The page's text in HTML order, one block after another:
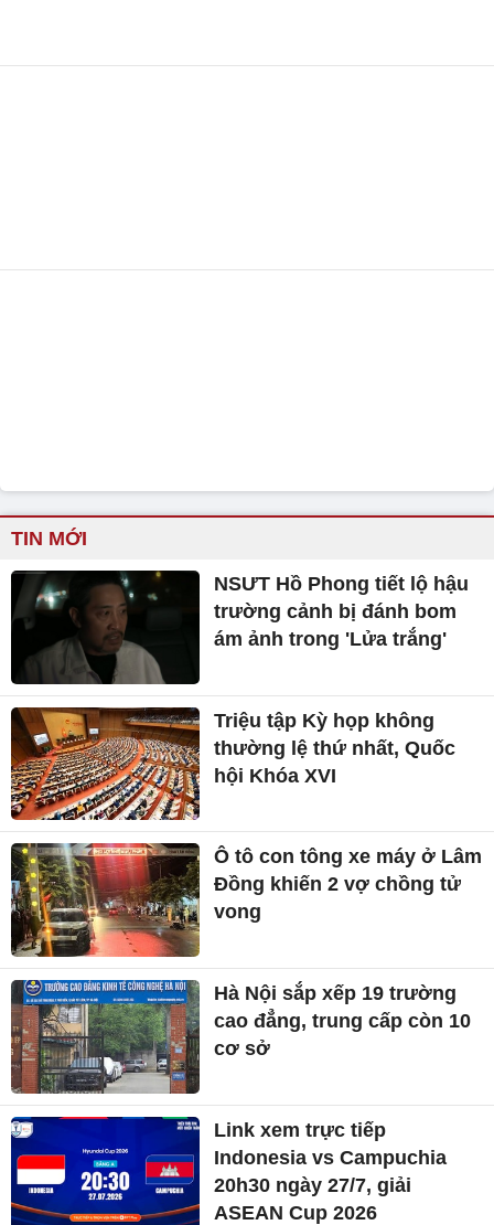
TIN MỚI
NSƯT Hồ Phong tiết lộ hậu
trường cảnh bị đánh bom
ám ảnh trong 'Lửa trắng'
Triệu tập Kỳ họp không
thường lệ thứ nhất, Quốc
hội Khóa XVI
Ô tô con tông xe máy ở Lâm
Đồng khiến 2 vợ chồng tử
vong
Hà Nội sắp xếp 19 trường
cao đẳng, trung cấp còn 10
cơ sở
Link xem trực tiếp
Indonesia vs Campuchia
20h30 ngày 27/7, giải
ASEAN Cup 2026